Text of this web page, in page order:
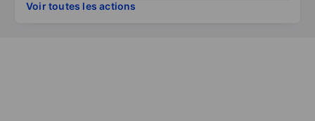
Voir toutes les actions